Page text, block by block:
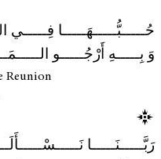
حُـــــبُّـــــهَـــــا
وَ بِـــــهِ أَرْجُـــــو
Reunion
رَبَّـــــنَـــــا